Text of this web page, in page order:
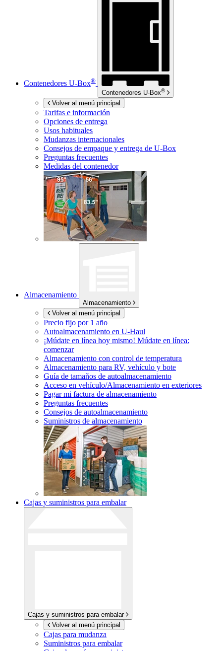
Contenedores U-Box®
Contenedores U-Box®
Volver al menú principal
Tarifas e información
Opciones de entrega
Usos habituales
Mudanzas internacionales
Consejos de empaque y entrega de U-Box
Preguntas frecuentes
Medidas del contenedor
Almacenamiento
Almacenamiento
Volver al menú principal
Precio fijo por 1 año
Autoalmacenamiento en U-Haul
¡Múdate en línea hoy mismo! Múdate en línea:
comenzar
Almacenamiento con control de temperatura
Almacenamiento para RV, vehículo y bote
Guía de tamaños de autoalmacenamiento
Acceso en vehículo/Almacenamiento en exteriores
Pagar mi factura de almacenamiento
Preguntas frecuentes
Consejos de autoalmacenamiento
Suministros de almacenamiento
Cajas y suministros para embalar
Cajas y suministros para embalar
Volver al menú principal
Cajas para mudanza
Suministros para embalar